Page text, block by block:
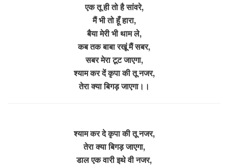
एक तू ही तो है सांवरे,
मैं भी तो हूँ हारा,
बैया मेरी भी थाम ले,
कब तक बाबा रखूं मैं सबर,
सबर मेरा टूट जाएगा,
श्याम कर दें कृपा की तू नजर,
तेरा क्या बिगड़ जाएगा।।
श्याम कर दे कृपा की तू नजर,
तेरा क्या बिगड़ जाएगा,
डाल एक वारी इथे वी नजर,